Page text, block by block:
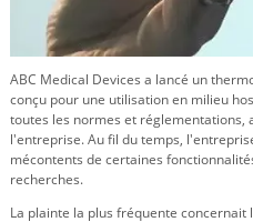
ABC Medical Devices a lancé un
conçu pour une utilisation en milieu
toutes les normes et réglementations,
l'entreprise. Au fil du temps,
mécontents de certaines
recherches.
La plainte la plus fréquente concernait